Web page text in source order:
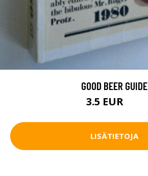
GOOD BEER GUIDE
3.5 EUR
LISÄTIETOJA